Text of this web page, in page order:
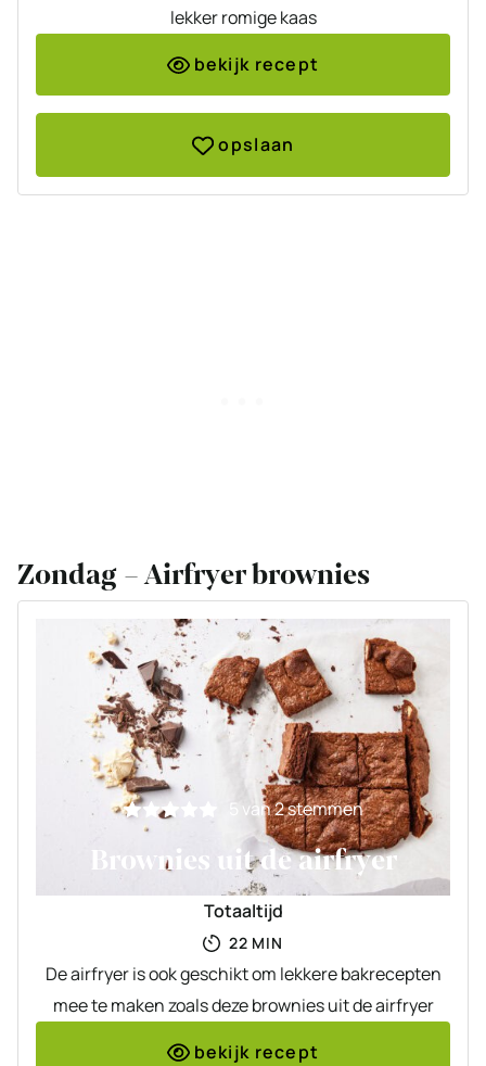
lekker romige kaas
bekijk recept
opslaan
Zondag – Airfryer brownies
5 van2stemmen
Brownies uit de airfryer
Totaaltijd
22MINUTEN
MIN
De airfryer is ook geschikt om lekkere bakrecepten
mee te maken zoals deze brownies uit de airfryer
bekijk recept